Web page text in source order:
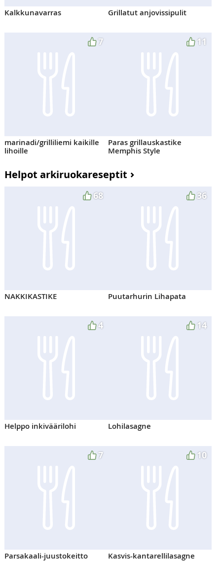
Kalkkunavarras Grillatut anjovissipulit
7
marinadi/grilliliemi kaikille
lihoille
11
Paras grillauskastike
Memphis Style
Helpot arkiruokareseptit
68
NAKKIKASTIKE
36
Puutarhurin Lihapata
4
Helppo inkiväärilohi
14
Lohilasagne
7
Parsakaali-juustokeitto
10
Kasvis-kantarellilasagne